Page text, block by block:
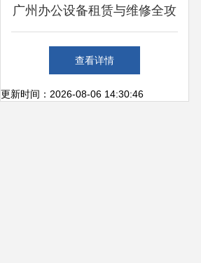
广州办公设备租赁与维修全攻
略 电脑、复印机、打印机的
一站式解决方案
查看详情
更新时间：2026-08-06 14:30:46